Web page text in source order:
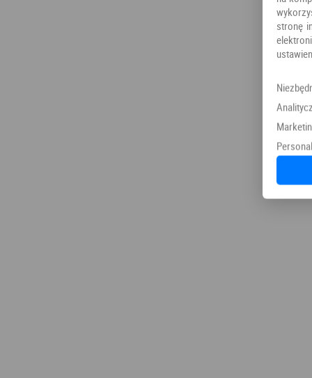
stronę